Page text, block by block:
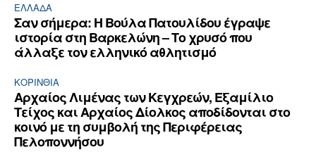
ΕΛΛΆΔΑ
Σαν σήμερα: Η Βούλα Πατουλίδου έγραψε
ιστορία στη Βαρκελώνη – Το χρυσό που
άλλαξε τον ελληνικό αθλητισμό
ΚΟΡΙΝΘΊΑ
Αρχαίος Λιμένας των Κεγχρεών, Εξαμίλιο
Τείχος και Aρχαίος Δίολκος αποδίδονται στο
κοινό με τη συμβολή της Περιφέρειας
Πελοποννήσου